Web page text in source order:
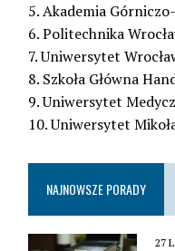
5. Akademia
6. Politechnika
7. Uniwersytet
8. Szkoła Główna
9. Uniwersytet
10. Uniwersytet
NAJNOWSZE PORADY
27